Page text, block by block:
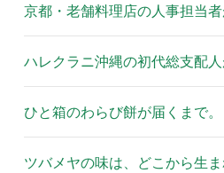
京都・老舗料理店の人事担当
ハレクラニ沖縄の初代総支配
ひと箱のわらび餅が届くまで
ツバメヤの味は、どこから